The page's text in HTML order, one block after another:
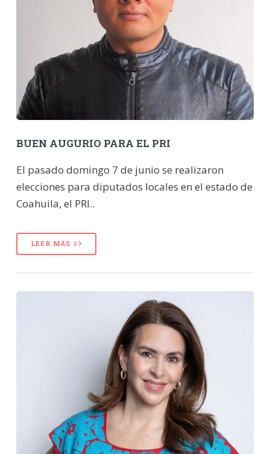
BUEN AUGURIO PARA EL PRI
El pasado domingo 7 de junio se realizaron
elecciones para diputados locales en el estado de
Coahuila, el PRI..
LEER MÁS